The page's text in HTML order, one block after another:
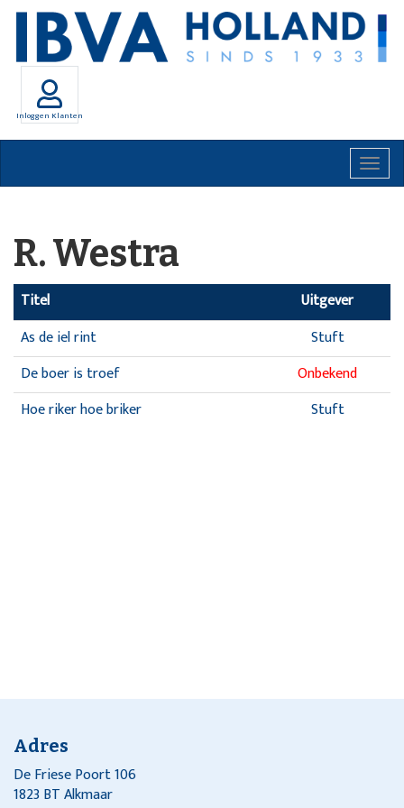
Inloggen Klanten
R. Westra
Titel
Uitgever
As de iel rint
Stuft
De boer is troef
Onbekend
Hoe riker hoe briker
Stuft
Adres
De Friese Poort 106
1823 BT Alkmaar